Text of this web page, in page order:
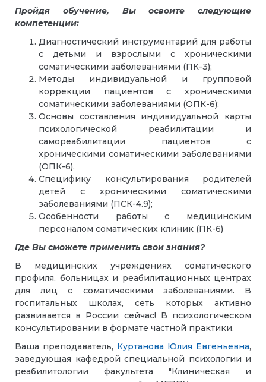
Пройдя обучение, Вы освоите следующие
компетенции:
Диагностический инструментарий для работы
с детьми и взрослыми с хроническими
соматическими заболеваниями (ПК-3);
Методы индивидуальной и групповой
коррекции пациентов с хроническими
соматическими заболеваниями (ОПК-6);
Основы составления индивидуальной карты
психологической реабилитации и
самореабилитации пациентов с
хроническими соматическими заболеваниями
(ОПК-6).
Специфику консультирования родителей
детей с хроническими соматическими
заболеваниями (ПСК-4.9);
Особенности работы с медицинским
персоналом соматических клиник (ПК-6)
Где Вы сможете применить свои знания?
В медицинских учреждениях соматического
профиля, больницах и реабилитационных центрах
для лиц с соматическими заболеваниями. В
госпитальных школах, сеть которых активно
развивается в России сейчас! В психологическом
консультировании в формате частной практики.
Ваша преподаватель, Куртанова Юлия Евгеньевна,
заведующая кафедрой специальной психологии и
реабилитологии факультета "Клиническая и